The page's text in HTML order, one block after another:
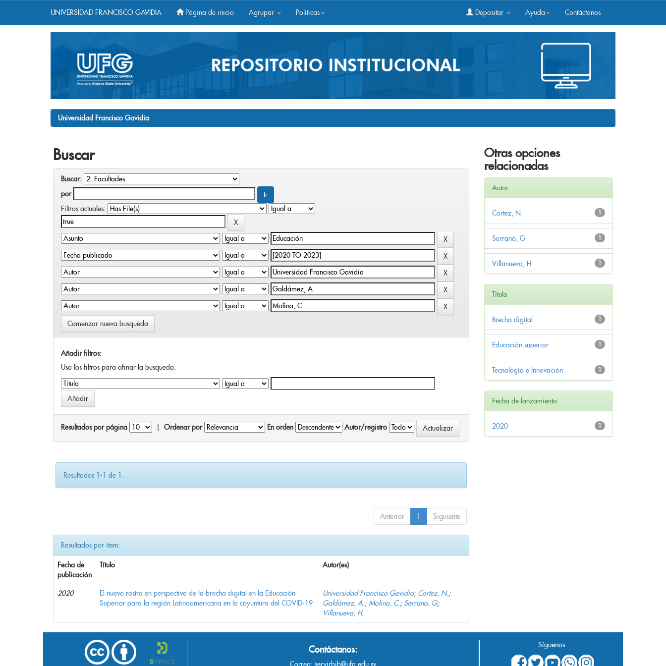
UNIVERSIDAD FRANCISCO GAVIDIA Página de inicio Agrupar Políticas Depositar Ayuda Contáctanos
Universidad Francisco Gavidia
Buscar
Buscar:
por
Filtros actuales:
Comenzar nueva busqueda
Añadir filtros:
Usa los filtros para afinar la busqueda.
Resultados por página Ordenar por En orden Autor/registro
Resultados 1-1 de 1.
Anterior 1 Siguiente
Resultados por ítem:
Fecha de
publicación
Título Autor(es)
2020
El nuevo rostro en perspectiva de la brecha digital en la Educación
Superior para la región Latinoamericana en la coyuntura del COVID-19
Universidad Francisco Gavidia; Cortez, N.;
Galdámez, A.;Molina, C.; Serrano, G;
Villanueva, H.
Otras opciones
relacionadas
Autor
1
Cortez, N.
1
Serrano, G
1
Villanueva, H.
Título
1
Brecha digital
1
Educación superior
1
Tecnología e Innovación
Fecha de lanzamiento
1
2020
Contáctanos:
Correo: servirbib@ufg.edu.sv
Síguenos: